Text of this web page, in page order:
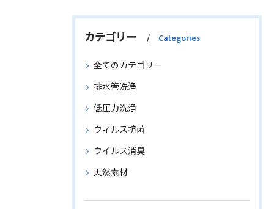
カテゴリー Categories
全てのカテゴリー
排水管洗浄
低圧力洗浄
ウィルス抗菌
ウイルス消臭
天然素材